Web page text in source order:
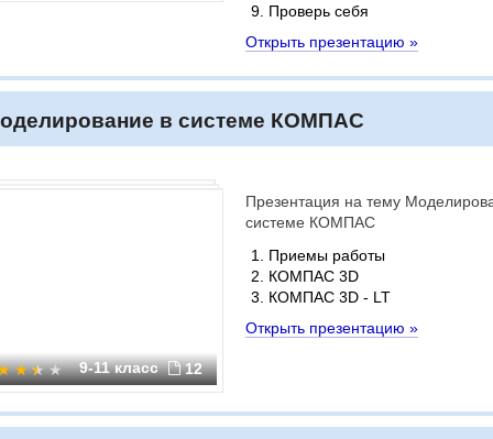
Проверь себя
Открыть презентацию »
в системе КОМПАС
9-11 класс 12
Презентация на тему
системе КОМПАС
Приемы работы
КОМПАС 3D
КОМПАС 3D - LT
Открыть презентацию »